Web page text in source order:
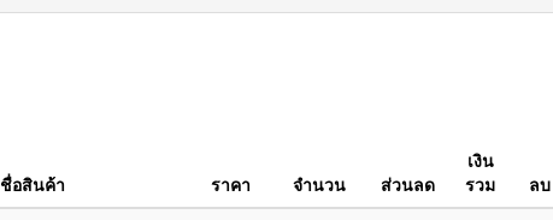
ชื่อสินค้า ราคา จำนวน ส่วนลด
เงิน
รวม
ลบ